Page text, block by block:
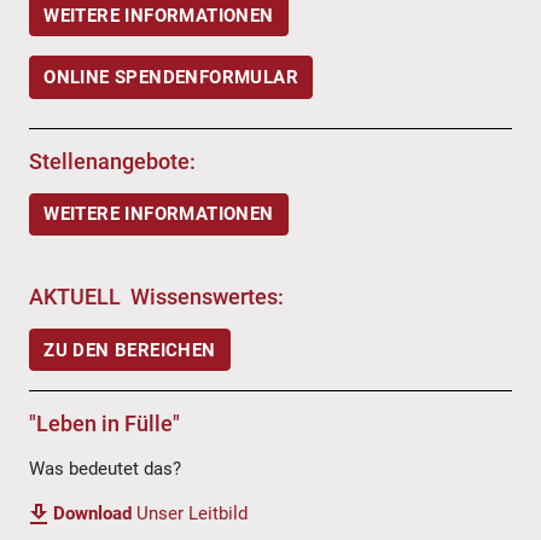
WEITERE INFORMATIONEN
ONLINE SPENDENFORMULAR
Stellenangebote:
WEITERE INFORMATIONEN
AKTUELL Wissenswertes:
ZU DEN BEREICHEN
"Leben in Fülle"
Was bedeutet das?
Download Unser Leitbild